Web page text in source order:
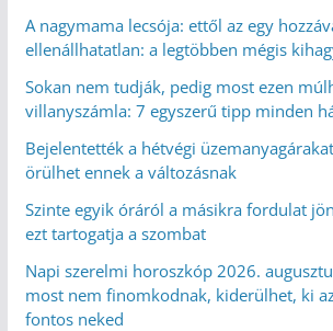
A nagymama lecsója: ettől az egy
ellenállhatatlan: a legtöbben mégis
Sokan nem tudják, pedig most ezen
villanyszámla: 7 egyszerű tipp minden
Bejelentették a hétvégi
örülhet ennek a változásnak
Szinte egyik óráról a másikra fordulat
ezt tartogatja a szombat
Napi szerelmi horoszkóp 2026.
most nem finomkodnak, kiderülhet, ki
fontos neked